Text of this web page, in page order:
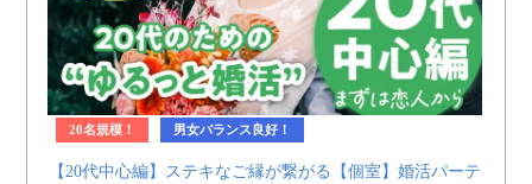
20名規模！ 男女バランス良好！
【20代中心編】ステキなご縁が繋がる【個室】婚活パーテ